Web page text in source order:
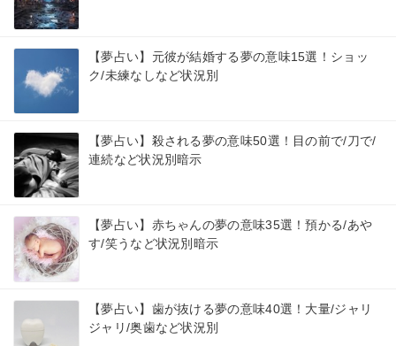
【夢占い】元彼が結婚する夢の意味15選！ショッ
ク/未練なしなど状況別
【夢占い】殺される夢の意味50選！目の前で/刀で/
連続など状況別暗示
【夢占い】赤ちゃんの夢の意味35選！預かる/あや
す/笑うなど状況別暗示
【夢占い】歯が抜ける夢の意味40選！大量/ジャリ
ジャリ/奥歯など状況別